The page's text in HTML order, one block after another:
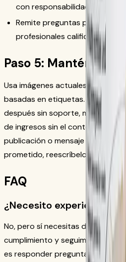
con responsabilidad.
Remite preguntas personales
profesionales calificados.
Paso 5: Mantén
Usa imágenes actuales de
basadas en etiquetas. No
después sin soporte, montos
de ingresos sin el contexto
publicación o mensaje hace
prometido, reescríbelo.
FAQ
¿Necesito experiencia
No, pero sí necesitas disciplina
cumplimiento y seguimiento. La
es responder preguntas de